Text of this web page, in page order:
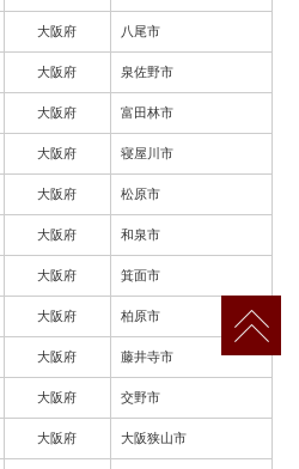
大阪府 八尾市
大阪府 泉佐野市
大阪府 富田林市
大阪府 寝屋川市
大阪府 松原市
大阪府 和泉市
大阪府 箕面市
大阪府 柏原市
大阪府 藤井寺市
大阪府 交野市
大阪府 大阪狭山市